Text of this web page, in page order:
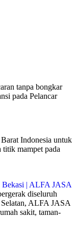
tanpa bongkar
pada Pelancar
Indonesia untuk
titik mampet pada
diseluruh
ALFA JASA
sakit, taman-